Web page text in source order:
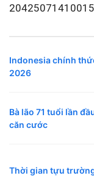
Indonesia chính
2026
Bà lão 71 tuổi lần
căn cước
Thời gian tựu